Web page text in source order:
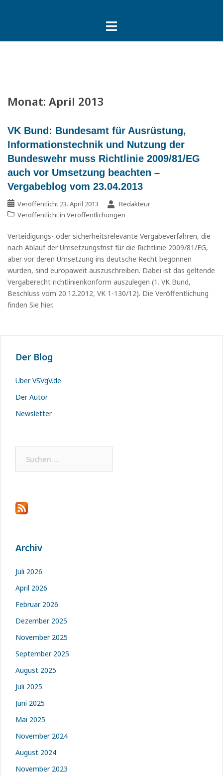
Monat: April 2013
VK Bund: Bundesamt für Ausrüstung,
Informationstechnik und Nutzung der
Bundeswehr muss Richtlinie 2009/81/EG
auch vor Umsetzung beachten –
Vergabeblog vom 23.04.2013
Veröffentlicht 23. April 2013
Redakteur
Veröffentlicht in Veröffentlichungen
Verteidigungs- oder sicherheitsrelevante Vergabeverfahren, die
nach Ablauf der Umsetzungsfrist für die Richtlinie 2009/81/EG,
aber vor deren Umsetzung ins deutsche Recht begonnen
wurden, sind europaweit auszuschreiben. Dabei ist das geltende
Vergaberecht richtlinienkonform auszulegen (1. VK Bund,
Beschluss vom 20.12.2012, VK 1-130/12). Die Veröffentlichung
finden Sie hier.
Der Blog
Über VSVgV.de
Der Autor
Newsletter
nach:
Archiv
Juli 2026
April 2026
Februar 2026
Dezember 2025
November 2025
September 2025
August 2025
Juli 2025
Juni 2025
Mai 2025
November 2024
August 2024
November 2023